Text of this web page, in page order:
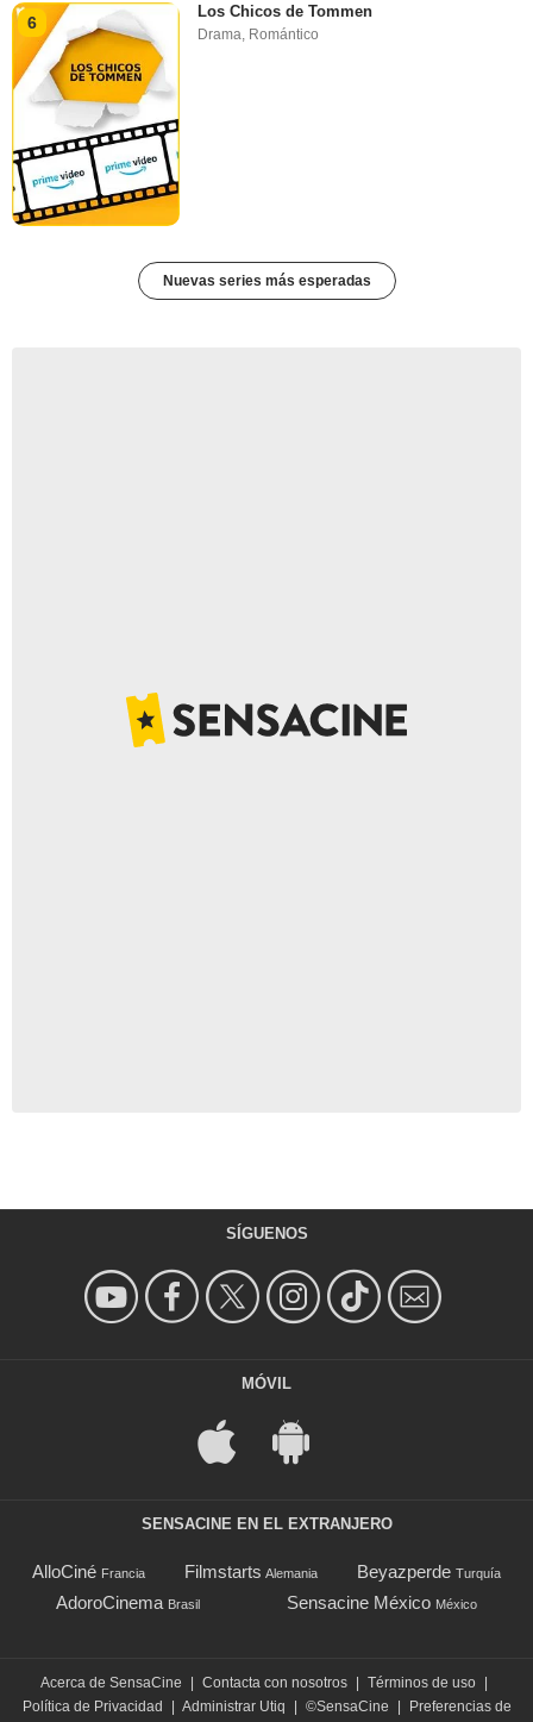
6
Los Chicos de Tommen
Drama Romántico
Nuevas series más esperadas
SÍGUENOS
MÓVIL
SENSACINE EN EL EXTRANJERO
AlloCiné Francia Filmstarts Alemania Beyazperde Turquía
AdoroCinema Brasil Sensacine México México
Acerca de SensaCine Contacta con nosotros Términos de uso
Política de Privacidad
Administrar Utiq ©SensaCine
Preferencias de